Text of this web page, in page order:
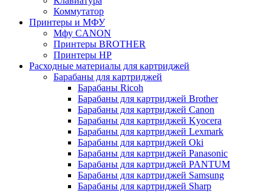
Коммутатор
Принтеры и МФУ
Мфу CANON
Принтеры BROTHER
Принтеры HP
Расходные материалы для картриджей
Барабаны для картриджей
Барабаны Ricoh
Барабаны для картриджей Brother
Барабаны для картриджей Canon
Барабаны для картриджей Kyocera
Барабаны для картриджей Lexmark
Барабаны для картриджей Oki
Барабаны для картриджей Panasonic
Барабаны для картриджей PANTUM
Барабаны для картриджей Samsung
Барабаны для картриджей Sharp